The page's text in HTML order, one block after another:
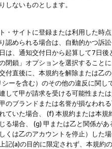
しないものとします。
・サイトに登録または利用した時
認められる場合は、自動的かつ訴
は、通知交付日から起算して7日
閉鎖」オプションを選択するこ
付直後に、本規約を解除または乙
ーを含む）のその他の違反に関
して甲が請求を受ける可能性また
のブランドまたは名誉が損なわれ
ていた場合、 (f) 本規約または本
る場合、 (g) 甲または乙と関係が
くは乙のアカウントを停止）した
記(a)の目的に限定されず、本規